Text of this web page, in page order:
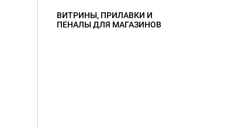
ВИТРИНЫ, ПРИЛАВКИ И
ПЕНАЛЫ ДЛЯ МАГАЗИНОВ